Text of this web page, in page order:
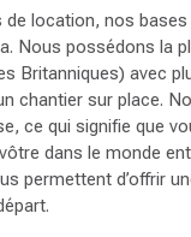
location, nos
Nous possédons la
Britanniques) avec
chantier sur place.
ce qui signifie que
dans le monde
permettent d’offrir